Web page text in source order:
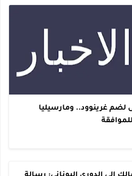
غرينوود.. ومارسيليا